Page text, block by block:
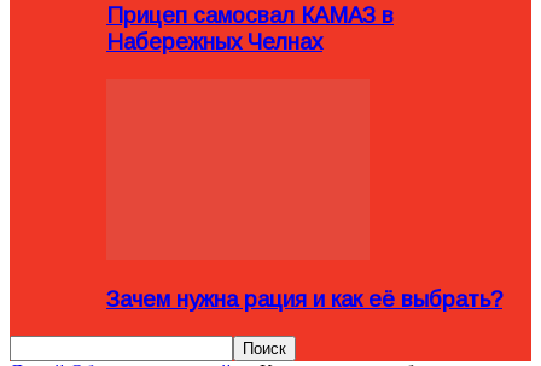
Прицеп самосвал КАМАЗ в
Набережных Челнах
Зачем нужна рация и как её выбрать?